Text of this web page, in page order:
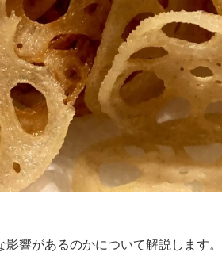
響があるのかについて解説します。